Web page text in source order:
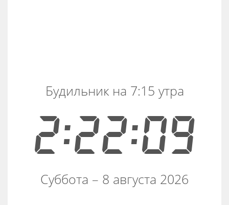
2:22:10
Будильник на 7:15 утра
Суббота – 8 августа 2026